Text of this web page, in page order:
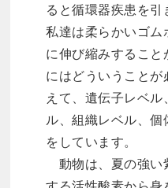
ると循環器疾患を引
私達は柔らかいゴム
に伸び縮みすること
にはどういうこと
えて、遺伝子レベ
ル、組織レベル、
をしています。
動物は、夏の強い